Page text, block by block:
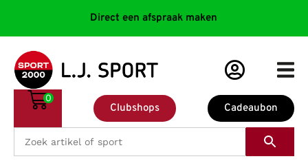
Direct een afspraak maken
Cadeaubon
Clubshops
0